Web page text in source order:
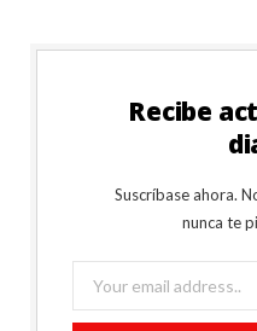
Recibe
Suscríbase ahora.
nunca te